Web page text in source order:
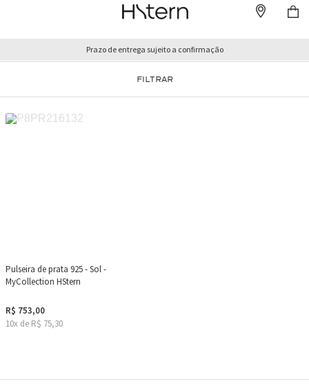
Prazo de entrega sujeito a confirmação
FILTRAR
Pulseira de prata 925 - Sol -
MyCollection HStern
R$ 753,00
10x de R$ 75,30